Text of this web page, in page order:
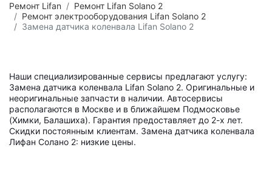
Ремонт Lifan
Ремонт Lifan Solano 2
Ремонт электрооборудования Lifan Solano 2
Замена датчика коленвала Lifan Solano 2
Наши специализированные сервисы предлагают услугу:
Замена датчика коленвала Lifan Solano 2. Оригинальные и
неоригинальные запчасти в наличии. Автосервисы
располагаются в Москве и в ближайшем Подмосковье
(Химки, Балашиха). Гарантия предоставляет до 2-х лет.
Скидки постоянным клиентам. Замена датчика коленвала
Лифан Солано 2: низкие цены.